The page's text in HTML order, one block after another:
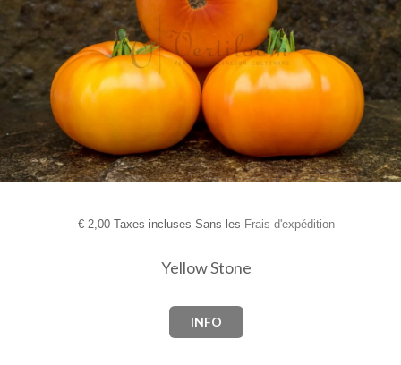
€2,00 Taxes incluses Sans les Frais d'expédition
Yellow Stone
INFO